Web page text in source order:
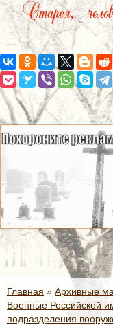
Старея,
Главная » Архивные
Военные Российской
подразделения